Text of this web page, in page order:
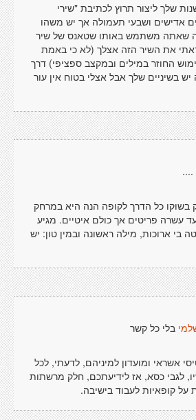
שלך ליצור תרוץ לכתיבת "שירי
אדישים ושבעי תעמולה אך יש משהו
שאתה משתמש באותו שטאנס של שיר
את השיר הזה אצלך (לא כי באמת
החוזר במילים ובמקצב ספציפי) דרך
בשיניים שלך אבל אצלי בטוח אין עור
....
כל הדרך לקופה הנה היא במרחק
עשרה פריטים אך כולם איטיים. מגיע
בי ארוכות, מילה ראשונה ובמין טון: יש
בלי כל קשר
אשראי ומועדון למיניהם, לדעתי, לכל
לגבי כסא, אז לידיעתכם, חלק מרשתות
על קופאיות לעבוד בישיבה.